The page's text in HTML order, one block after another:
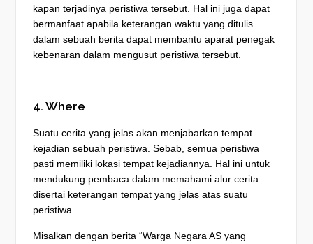
kapan terjadinya peristiwa tersebut. Hal ini juga dapat
bermanfaat apabila keterangan waktu yang ditulis
dalam sebuah berita dapat membantu aparat penegak
kebenaran dalam mengusut peristiwa tersebut.
4. Where
Suatu cerita yang jelas akan menjabarkan tempat
kejadian sebuah peristiwa. Sebab, semua peristiwa
pasti memiliki lokasi tempat kejadiannya. Hal ini untuk
mendukung pembaca dalam memahami alur cerita
disertai keterangan tempat yang jelas atas suatu
peristiwa.
Misalkan dengan berita “Warga Negara AS yang